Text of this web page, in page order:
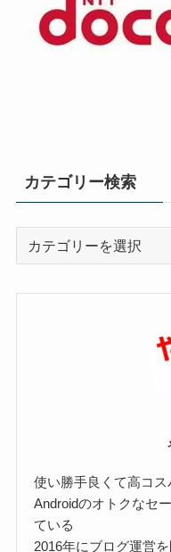
カテゴリー検索
使い勝手良くて高コ
Androidのオトクなセ
ている
2016年にブログ運営